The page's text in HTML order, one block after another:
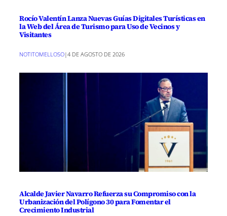
Rocío Valentín Lanza Nuevas Guías Digitales Turísticas en
la Web del Área de Turismo para Uso de Vecinos y
Visitantes
NOTITOMELLOSO|4 DE AGOSTO DE 2026
Alcalde Javier Navarro Refuerza su Compromiso con la
Urbanización del Polígono 30 para Fomentar el
Crecimiento Industrial